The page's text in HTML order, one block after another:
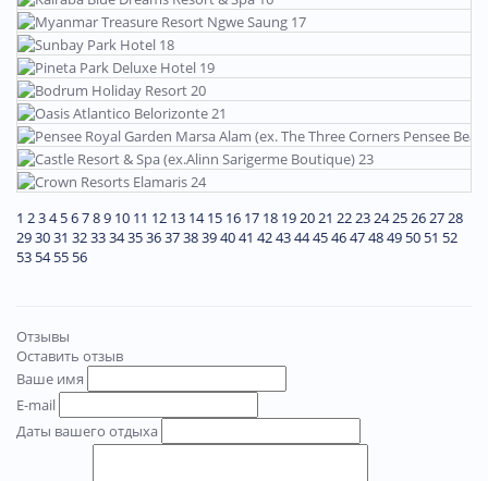
1 234 56789 10 11 12 13 14 15 16 17 18 19 20 21 22 23 24 25 26 27 28
293031 32333435363738394041 4243444546474849 50 51 52
53 54 55 56
Отзывы
Оставить отзыв
Ваше имя
E-mail
Даты вашего отдыха